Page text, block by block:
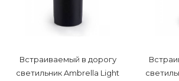
Встраиваемый в дорогу
светильник Ambrella Light